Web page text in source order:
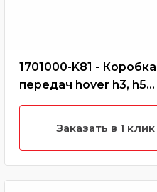
1701000-K81 - Коробка
передач hover h3, h5
(новый салон)
Заказать в 1 клик